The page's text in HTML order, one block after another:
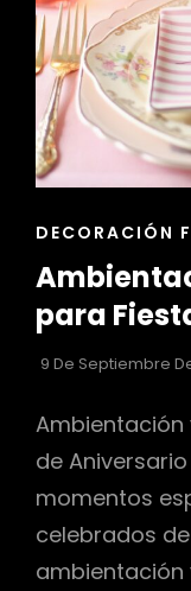
ENLACES
LAS
CATEGORÍAS
DECORACIÓN
para
9 De Septiembre
Ambientación
de
momentos
celebrados
ambientación